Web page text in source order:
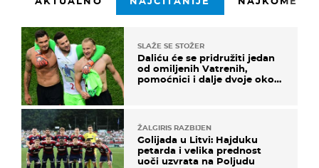
SLAŽE SE STOŽER
Daliću će se pridružiti jedan
od omiljenih Vatrenih,
pomoćnici i dalje dvoje oko
ŽALGIRIS RAZBIJEN
Golijada u Litvi: Hajduku
petarda i velika prednost
uoči uzvrata na Poljudu